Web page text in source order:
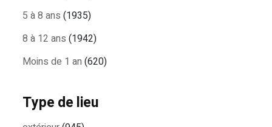
5 à 8 ans (1935)
8 à 12 ans (1942)
Moins de 1 an (620)
Type de lieu